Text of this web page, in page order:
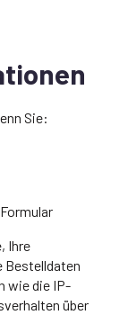
Sie:
Ihre
Bestelldaten
wie die IP-
über